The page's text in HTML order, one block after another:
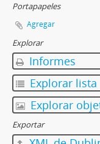
Portapapeles
Agregar
Explorar
Informes
Explorar lista
Explorar
Exportar